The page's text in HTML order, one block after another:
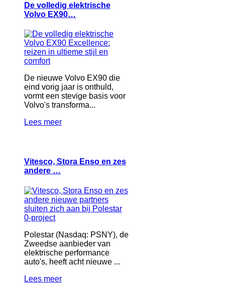
De volledig elektrische
Volvo EX90…
De nieuwe Volvo EX90 die
eind vorig jaar is onthuld,
vormt een stevige basis voor
Volvo's transforma...
Lees meer
Vitesco, Stora Enso en zes
andere …
Polestar (Nasdaq: PSNY), de
Zweedse aanbieder van
elektrische performance
auto's, heeft acht nieuwe ...
Lees meer